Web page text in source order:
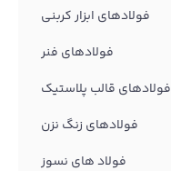
فولادهای ابزار کربنی
فولادهای فنر
فولادهای قالب پلاستیک
فولادهای زنگ نزن
فولاد های نسوز